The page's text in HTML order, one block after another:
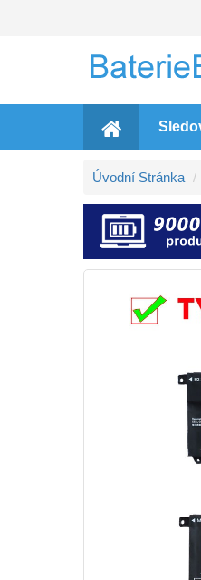
Úvodní Stránka